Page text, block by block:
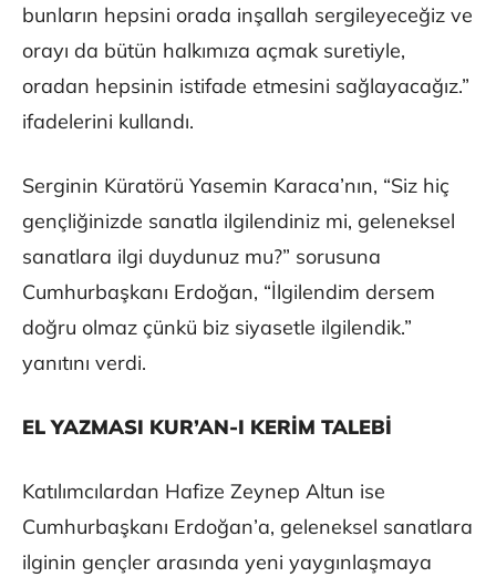
bunların hepsini orada inşallah sergileyeceğiz ve
orayı da bütün halkımıza açmak suretiyle,
oradan hepsinin istifade etmesini sağlayacağız.”
ifadelerini kullandı.
Serginin Küratörü Yasemin Karaca’nın, “Siz hiç
gençliğinizde sanatla ilgilendiniz mi, geleneksel
sanatlara ilgi duydunuz mu?” sorusuna
Cumhurbaşkanı Erdoğan, “İlgilendim dersem
doğru olmaz çünkü biz siyasetle ilgilendik.”
yanıtını verdi.
EL YAZMASI KUR’AN-I KERİM TALEBİ
Katılımcılardan Hafize Zeynep Altun ise
Cumhurbaşkanı Erdoğan’a, geleneksel sanatlara
ilginin gençler arasında yeni yaygınlaşmaya